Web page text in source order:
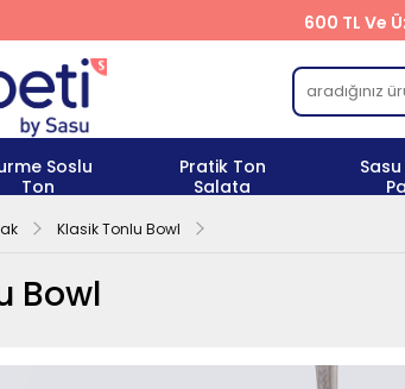
600 TL Ve
Soslu
Ton
Pratik Ton
Salata
Klasik Tonlu Bowl
Bowl